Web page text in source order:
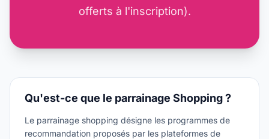
offerts à l'inscription).
Qu'est-ce que le parrainage Shopping?
Le parrainage shopping désigne les programmes de
recommandation proposés par les plateformes de